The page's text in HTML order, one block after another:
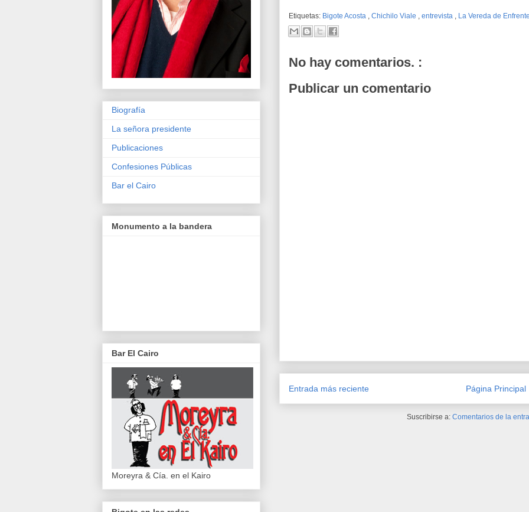
Etiquetas: Bigote Acosta , Chichilo Viale , entrevista , La Vereda de
No hay comentarios. :
Publicar un comentario
Entrada más reciente Página Principal
Suscribirse a: Comentarios de la
Biografía
La señora presidente
Publicaciones
Confesiones Públicas
Bar el Cairo
Monumento a la bandera
Bar El Cairo
Moreyra & Cía. en el Kairo